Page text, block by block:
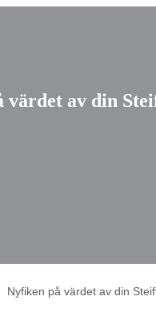
värdet av din
Nyfiken på värdet av din